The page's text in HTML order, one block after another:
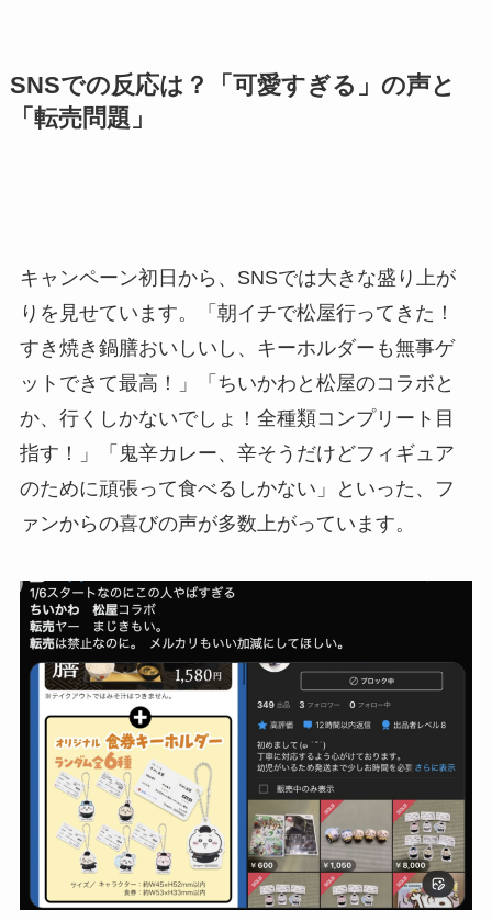
SNSでの反応は？「可愛すぎる」の声と
「転売問題」
キャンペーン初日から、SNSでは大きな盛り上が
りを見せています。「朝イチで松屋行ってきた！
すき焼き鍋膳おいしいし、キーホルダーも無事ゲ
ットできて最高！」「ちいかわと松屋のコラボと
か、行くしかないでしょ！全種類コンプリート目
指す！」「鬼辛カレー、辛そうだけどフィギュア
のために頑張って食べるしかない」といった、フ
ァンからの喜びの声が多数上がっています。